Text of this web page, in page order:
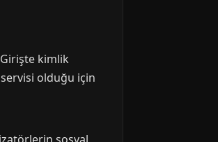
Girişte kimlik
olduğu için